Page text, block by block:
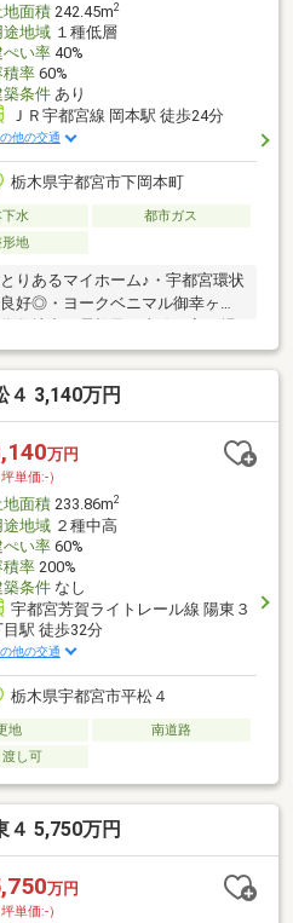
地面積242.45m2
途地域１種低層
ぺい率40%
積率60%
築条件あり
ＪＲ宇都宮線 岡本駅 徒歩24分
他の交通
栃木県宇都宮市下岡本町
下水
都市ガス
形地
りあるマイホーム♪・宇都宮環状
好◎・ヨークベニマル御幸ヶ原
条件付売地：土地売買契約後３
締結することを条件として販売
されない場合は土地売買契約は
名目問わず受領済みの金額は無
ます≪現地 ご案内可能でござい
ることで、建物を建てる際のイ
軽にお問合せください
４ 3,140万円
万円
坪単価:-）
地面積233.86m2
途地域２種中高
ぺい率60%
積率200%
築条件なし
宇都宮芳賀ライトレール線 陽東３
目駅 徒歩32分
他の交通
栃木県宇都宮市平松４
地
南道路
渡し可
４ 5,750万円
万円
坪単価:-）